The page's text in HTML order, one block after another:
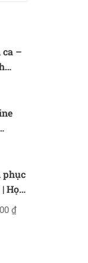
ca –
phục
Học
bản
₫